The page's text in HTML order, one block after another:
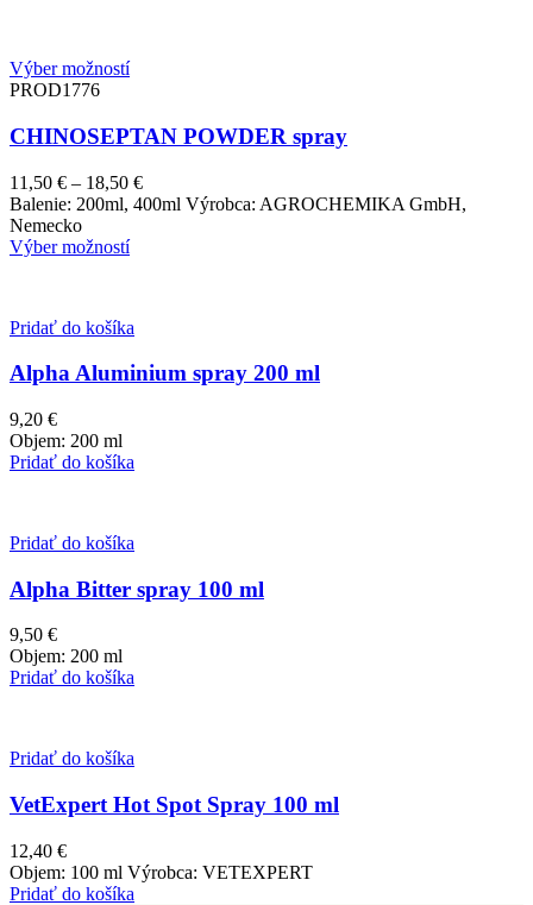
Výber možností
PROD1776
CHINOSEPTAN POWDER spray
11,50 € – 18,50 €Price
range:
Balenie: 200ml, 400ml Výrobca: AGROCHEMIKA GmbH,
Nemecko
Výber možností
Pridať do košíka
Alpha Aluminium spray 200 ml
9,20 €
Objem: 200 ml
Pridať do košíka
Pridať do košíka
Alpha Bitter spray 100 ml
9,50 €
Objem: 200 ml
Pridať do košíka
Pridať do košíka
VetExpert Hot Spot Spray 100 ml
12,40 €
Objem: 100 ml Výrobca: VETEXPERT
Pridať do košíka